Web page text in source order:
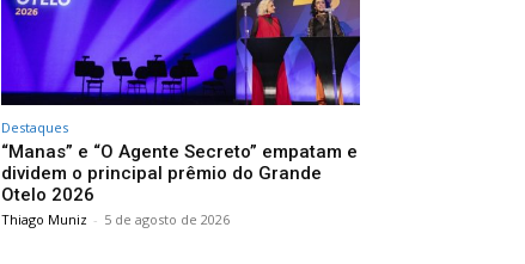
Destaques
“Manas” e “O Agente Secreto” empatam e
dividem o principal prêmio do Grande
Otelo 2026
Thiago Muniz - 5 de agosto de 2026